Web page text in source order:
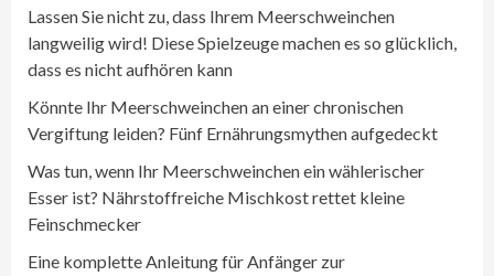
Lassen Sie nicht zu, dass Ihrem Meerschweinchen
langweilig wird! Diese Spielzeuge machen es so glücklich,
dass es nicht aufhören kann
Könnte Ihr Meerschweinchen an einer chronischen
Vergiftung leiden? Fünf Ernährungsmythen aufgedeckt
Was tun, wenn Ihr Meerschweinchen ein wählerischer
Esser ist? Nährstoffreiche Mischkost rettet kleine
Feinschmecker
Eine komplette Anleitung für Anfänger zur